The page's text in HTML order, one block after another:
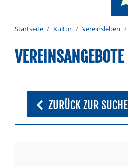
Startseite Kultur Vereinsleben
VEREINSANGEBOTE
ZURÜCK ZUR SUCHE